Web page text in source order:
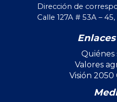
Dirección de
Calle 127A # 53A –
Quiénes
Valores
Visión 2050